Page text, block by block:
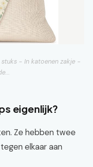
- In katoenen zakje -
eigenlijk?
Ze hebben twee
elkaar aan